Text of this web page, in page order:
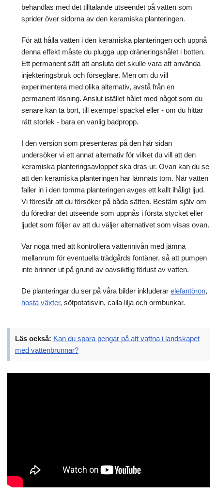
behandlas med det tilltalande utseendet på vatten som
sprider över sidorna av den keramiska planteringen.
För att hålla vatten i den keramiska planteringen och uppnå
denna effekt måste du plugga upp dräneringshålet i botten.
Ett permanent sätt att ansluta det skulle vara att använda
injekteringsbruk och förseglare. Men om du vill
experimentera med olika alternativ, avstå från en
permanent lösning. Anslut istället hålet med något som du
senare kan ta bort, till exempel spackel eller - om du hittar
rätt storlek - bara en vanlig badpropp.
I den version som presenteras på den här sidan
undersöker vi ett annat alternativ för vilket du vill att den
keramiska planteringsavloppet ska dras ur. Ovan kan du se
att den keramiska planteringen har lämnats tom. När vatten
faller in i den tomma planteringen avges ett kallt ihåligt ljud.
Vi föreslår att du försöker på båda sätten. Bestäm själv om
du föredrar det utseende som uppnås i första stycket eller
ljudet som följer av att du väljer alternativet som visas ovan.
Var noga med att kontrollera vattennivån med jämna
mellanrum för eventuella trädgårds fontäner, så att pumpen
inte brinner ut på grund av oavsiktlig förlust av vatten.
De planteringar du ser på våra bilder inkluderar elefantöron,
hosta växter, sötpotatisvin, calla lilja och ormbunkar.
Läs också: Kan du spara pengar på att vattna i landskapet
med vattenbrunnar?